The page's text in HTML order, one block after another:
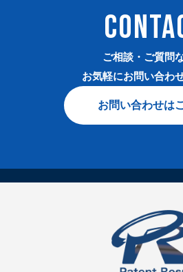
ご相談・ご質問な
お気軽にお問い合わ
お問い合わせは